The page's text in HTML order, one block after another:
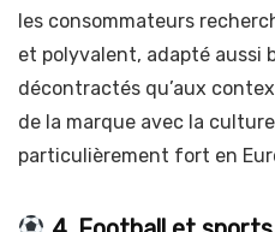
les consommateurs
et polyvalent, adapté aussi
décontractés qu’aux
de la marque avec la
particulièrement fort en